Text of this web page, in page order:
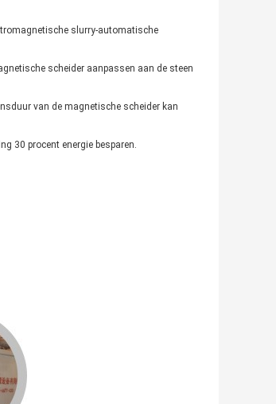
slurry-automatische
scheider aanpassen aan de steen
van de magnetische scheider kan
30 procent energie besparen.